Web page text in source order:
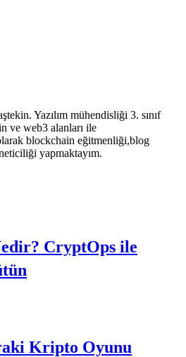
Yazılım mühendisliği 3. sınıf
ve web3 alanları ile
blockchain eğitmenliği,blog
yapmaktayım.
CryptOps ile
Kripto Oyunu